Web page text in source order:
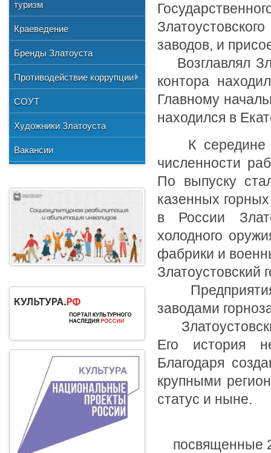
заводов, и
Возглавлял
контора
Главному
находился в
К середине
численности
По выпуску
казенных
в России
холодного
фабрики и
Златоустовский
Предприятия
заводами
Его история
Благодаря
крупными
статус и ныне.
посвященные
Учетная политика
и отдыха
№3"
"Детская школа искусств №1"
"Детская школа искусств №3"
Городской методический совет
Национальные культурные
центры
Литературное объединение
"Мартен"
Профсоюзная организация
обслуживания
Нормативно-правовая база
Фото
Видео
туризм
Краеведение
Бренды Златоуста
Противодействие коррупции
Документы
Сведения о доходах
Формы документов
СОУТ
Художники Златоуста
Вакансии